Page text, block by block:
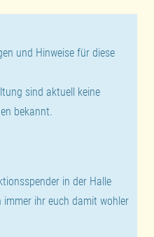
und Hinweise für diese
sind aktuell keine
bekannt.
in der Halle
ihr euch damit wohler